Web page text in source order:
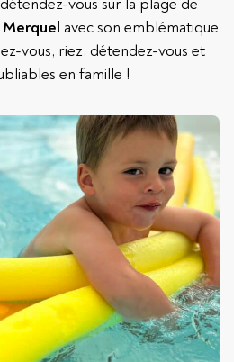
vous sur la plage de
avec son emblématique
vous, riez, détendez-vous et
en famille !